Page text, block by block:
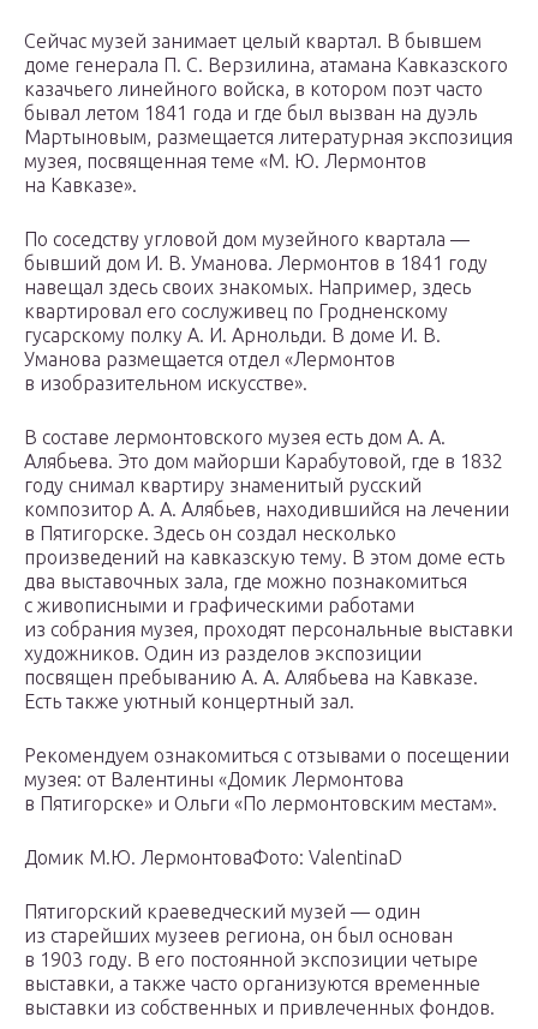
Сейчас музей занимает целый квартал. В бывшем
доме генерала П. С. Верзилина, атамана Кавказского
казачьего линейного войска, в котором поэт часто
бывал летом 1841 года и где был вызван на дуэль
Мартыновым, размещается литературная экспозиция
музея, посвященная теме «М. Ю. Лермонтов
на Кавказе».
По соседству угловой дом музейного квартала —
бывший дом И. В. Уманова. Лермонтов в 1841 году
навещал здесь своих знакомых. Например, здесь
квартировал его сослуживец по Гродненскому
гусарскому полку А. И. Арнольди. В доме И. В.
Уманова размещается отдел «Лермонтов
в изобразительном искусстве».
В составе лермонтовского музея есть дом А. А.
Алябьева. Это дом майорши Карабутовой, где в 1832
году снимал квартиру знаменитый русский
композитор А. А. Алябьев, находившийся на лечении
в Пятигорске. Здесь он создал несколько
произведений на кавказскую тему. В этом доме есть
два выставочных зала, где можно познакомиться
с живописными и графическими работами
из собрания музея, проходят персональные выставки
художников. Один из разделов экспозиции
посвящен пребыванию А. А. Алябьева на Кавказе.
Есть также уютный концертный зал.
Рекомендуем ознакомиться с отзывами о посещении
музея: от Валентины «Домик Лермонтова
в Пятигорске» и Ольги «По лермонтовским местам».
Домик М.Ю. ЛермонтоваФото: ValentinaD
Пятигорский краеведческий музей — один
из старейших музеев региона, он был основан
в 1903 году. В его постоянной экспозиции четыре
выставки, а также часто организуются временные
выставки из собственных и привлеченных фондов.